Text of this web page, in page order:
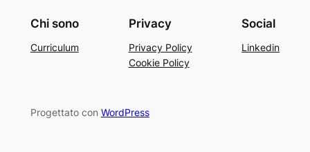
Chi sono
Curriculum
Privacy
Privacy Policy
Cookie Policy
Social
Linkedin
Progettato con WordPress